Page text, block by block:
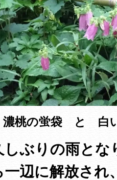
濃桃の蛍袋 と 白
しぶりの雨とな
辺に解放され